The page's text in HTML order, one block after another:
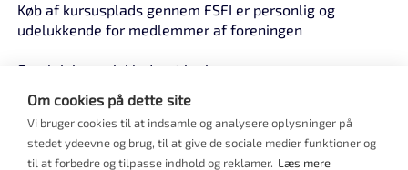
Køb af kursusplads gennem FSFI er personlig og
udelukkende for medlemmer af foreningen
Forplejning er inkluderet i prisen.
Skriv venligst i feltet til bemærkninger, hvis du har
særlige kostbehov, allergier eller lign.
Deltagerantal:
Maksimalt 16 deltagere.
Om cookies på dette site
Vi bruger cookies til at indsamle og analysere oplysninger på
stedet ydeevne og brug, til at give de sociale medier funktioner og
til at forbedre og tilpasse indhold og reklamer. Læs mere